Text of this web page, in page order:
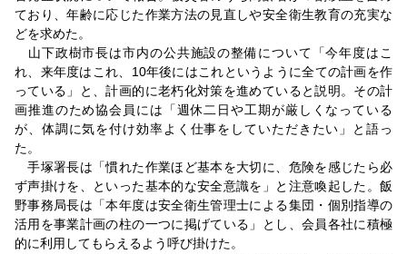
ており、年齢に応じた作業方法の見直しや安全衛生教育の充実な
どを求めた。
山下政樹市長は市内の公共施設の整備について「今年度はこ
れ、来年度はこれ、10年後にはこれというように全ての計画を作
っている」と、計画的に老朽化対策を進めていると説明。その計
画推進のため協会員には「週休二日や工期が厳しくなっている
が、体調に気を付け効率よく仕事をしていただきたい」と語っ
た。
手塚署長は「慣れた作業ほど基本を大切に、危険を感じたら必
ず声掛けを、といった基本的な安全意識を」と注意喚起した。飯
野事務局長は「本年度は安全衛生管理士による集団・個別指導の
活用を事業計画の柱の一つに掲げている」とし、会員各社に積極
的に利用してもらえるよう呼び掛けた。